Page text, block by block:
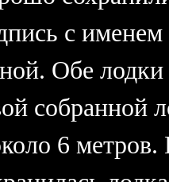
с
Обе
собранной
6 метров.